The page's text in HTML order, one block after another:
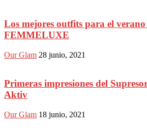
Los mejores outfits para el verano
FEMMELUXE
Our Glam 28 junio, 2021
Primeras impresiones del
Aktiv
Our Glam 18 junio, 2021